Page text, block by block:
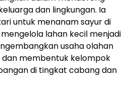
dan lingkungan. Ia
untuk menanam sayur di
lahan kecil menjadi
usaha olahan
membentuk kelompok
di tingkat cabang dan